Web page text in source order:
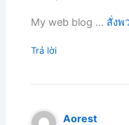
My web blog … สั่งพ
Trả lời
Aorest